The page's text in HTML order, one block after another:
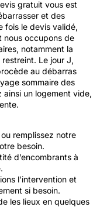
gratuit vous est
et des
fois le devis validé,
nous occupons de
notamment la
Le jour J,
au débarras
sommaire des
ainsi un logement vide,
remplissez notre
besoin.
d’encombrants à
l’intervention et
si besoin.
les lieux en quelques